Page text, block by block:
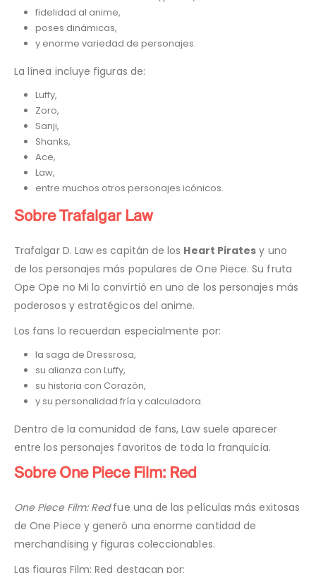
fidelidad al anime,
poses dinámicas,
y enorme variedad de personajes.
La línea incluye figuras de:
Luffy,
Zoro,
Sanji,
Shanks,
Ace,
Law,
entre muchos otros personajes icónicos.
Sobre Trafalgar Law
Trafalgar D. Law es capitán de los Heart Pirates y uno
de los personajes más populares de One Piece. Su fruta
Ope Ope no Mi lo convirtió en uno de los personajes más
poderosos y estratégicos del anime.
Los fans lo recuerdan especialmente por:
la saga de Dressrosa,
su alianza con Luffy,
su historia con Corazón,
y su personalidad fría y calculadora.
Dentro de la comunidad de fans, Law suele aparecer
entre los personajes favoritos de toda la franquicia.
Sobre One Piece Film: Red
One Piece Film: Redfue una de las películas más exitosas
de One Piece y generó una enorme cantidad de
merchandising y figuras coleccionables.
Las figuras Film: Red destacan por: